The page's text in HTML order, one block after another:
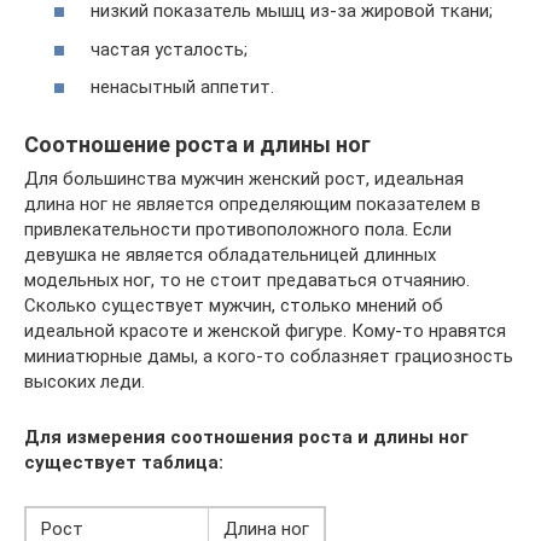
низкий показатель мышц из-за жировой ткани;
частая усталость;
ненасытный аппетит.
Соотношение роста и длины ног
Для большинства мужчин женский рост, идеальная
длина ног не является определяющим показателем в
привлекательности противоположного пола. Если
девушка не является обладательницей длинных
модельных ног, то не стоит предаваться отчаянию.
Сколько существует мужчин, столько мнений об
идеальной красоте и женской фигуре. Кому-то нравятся
миниатюрные дамы, а кого-то соблазняет грациозность
высоких леди.
Для измерения соотношения роста и длины ног
существует таблица:
Рост Длина ног